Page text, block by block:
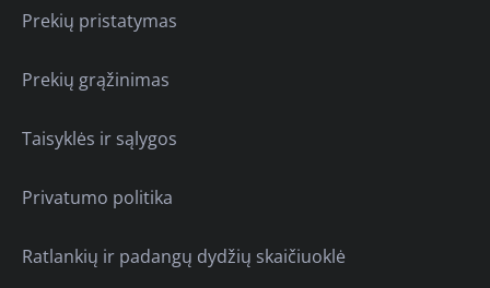
Prekių pristatymas
Prekių grąžinimas
Taisyklės ir sąlygos
Privatumo politika
Ratlankių ir padangų dydžių skaičiuoklė